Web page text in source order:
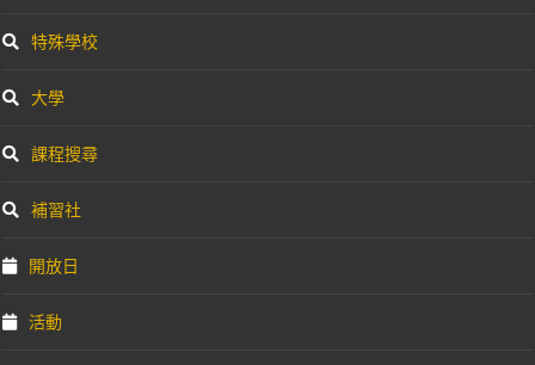
特殊學校
大學
課程搜尋
補習社
開放日
活動